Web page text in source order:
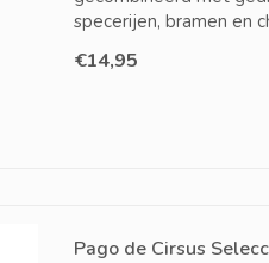
specerijen, bramen en
€14,95
Pago de Cirsus